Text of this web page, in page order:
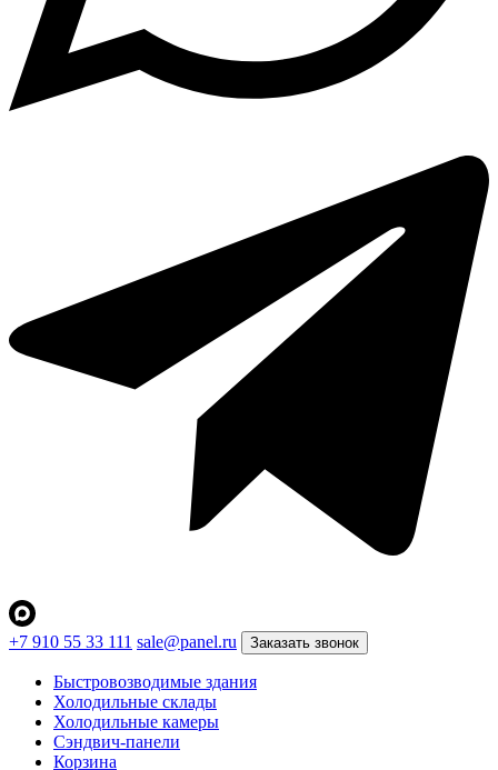
+7 910 55 33 111 sale@panel.ru Заказать звонок
Быстровозводимые здания
Холодильные склады
Холодильные камеры
Сэндвич-панели
Корзина